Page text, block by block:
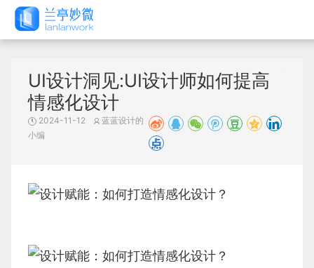
UI设计洞见:UI设计师如何提高
情感化设计
2024-11-12
蓝蓝设计的
小编